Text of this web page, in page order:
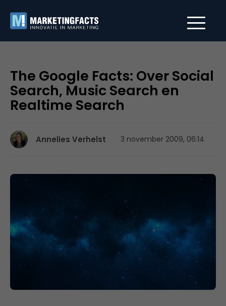
The Google Facts: Over Social
Search, Music Search en
Realtime Search
Annelies Verhelst 3 november 2009, 06:14